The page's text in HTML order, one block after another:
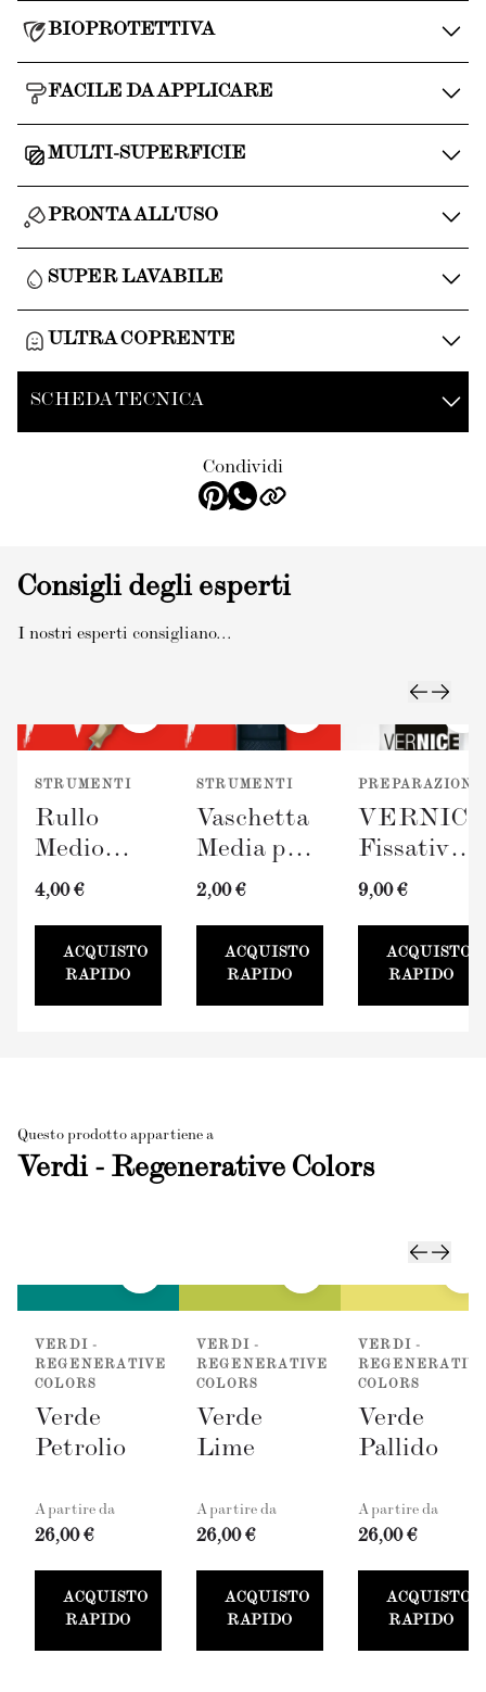
BIOPROTETTIVA
FACILE DA APPLICARE
MULTI-SUPERFICIE
PRONTA ALL'USO
SUPER LAVABILE
ULTRA COPRENTE
SCHEDA TECNICA
Condividi
Consigli degli esperti
I nostri esperti consigliano...
STRUMENTI
Rullo
Medio
TERRAVERDE
4,00 €
ACQUISTO
RAPIDO
STRUMENTI
Vaschetta
Media per
Pittura
100mm
2,00 €
ACQUISTO
RAPIDO
PREPARAZIONE
Fissativo
(300ml)
9,00 €
ACQUISTO
RAPIDO
Questo prodotto appartiene a
Verdi - Regenerative Colors
VERDI -
REGENERATIVE
COLORS
Verde
Petrolio
A partire da
26,00 €
ACQUISTO
RAPIDO
VERDI -
REGENERATIVE
COLORS
Verde
Lime
A partire da
26,00 €
ACQUISTO
RAPIDO
VERDI -
COLORS
Verde
Pallido
A partire da
26,00 €
ACQUISTO
RAPIDO